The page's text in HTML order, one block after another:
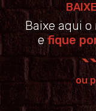
Baixe aqui o
efique
ou